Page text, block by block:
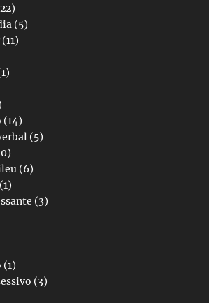
(5)
(11)
(14)
(5)
(6)
(1)
(3)
(1)
(3)